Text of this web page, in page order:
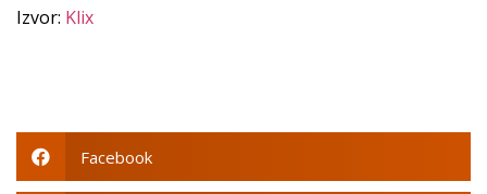
Izvor: Klix
Facebook